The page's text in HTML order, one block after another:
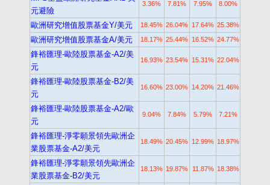
元避險
3.36% 7.81% 7.95% 8.00%
歐洲研究增值股票基金Y/美元 18.45% 26.04% 17.64% 25.38%
歐洲研究增值股票基金A/美元 18.17% 25.44% 16.52% 24.77%
鋒裕匯理-歐陸股票基金-A2/美
元
16.93% 23.54% 15.31% 22.04%
鋒裕匯理-歐陸股票基金-B2/美
元
16.60% 23.00% 14.20% 21.46%
鋒裕匯理-歐陸股票基金-A2/歐
元
9.04% 7.84% 5.79% 7.21%
鋒裕匯理-淨零願景領先歐洲企
業股票基金-A2/美元
18.49% 20.45% 12.99% 18.97%
鋒裕匯理-淨零願景領先歐洲企
業股票基金-B2/美元
18.13% 19.87% 11.87% 18.38%